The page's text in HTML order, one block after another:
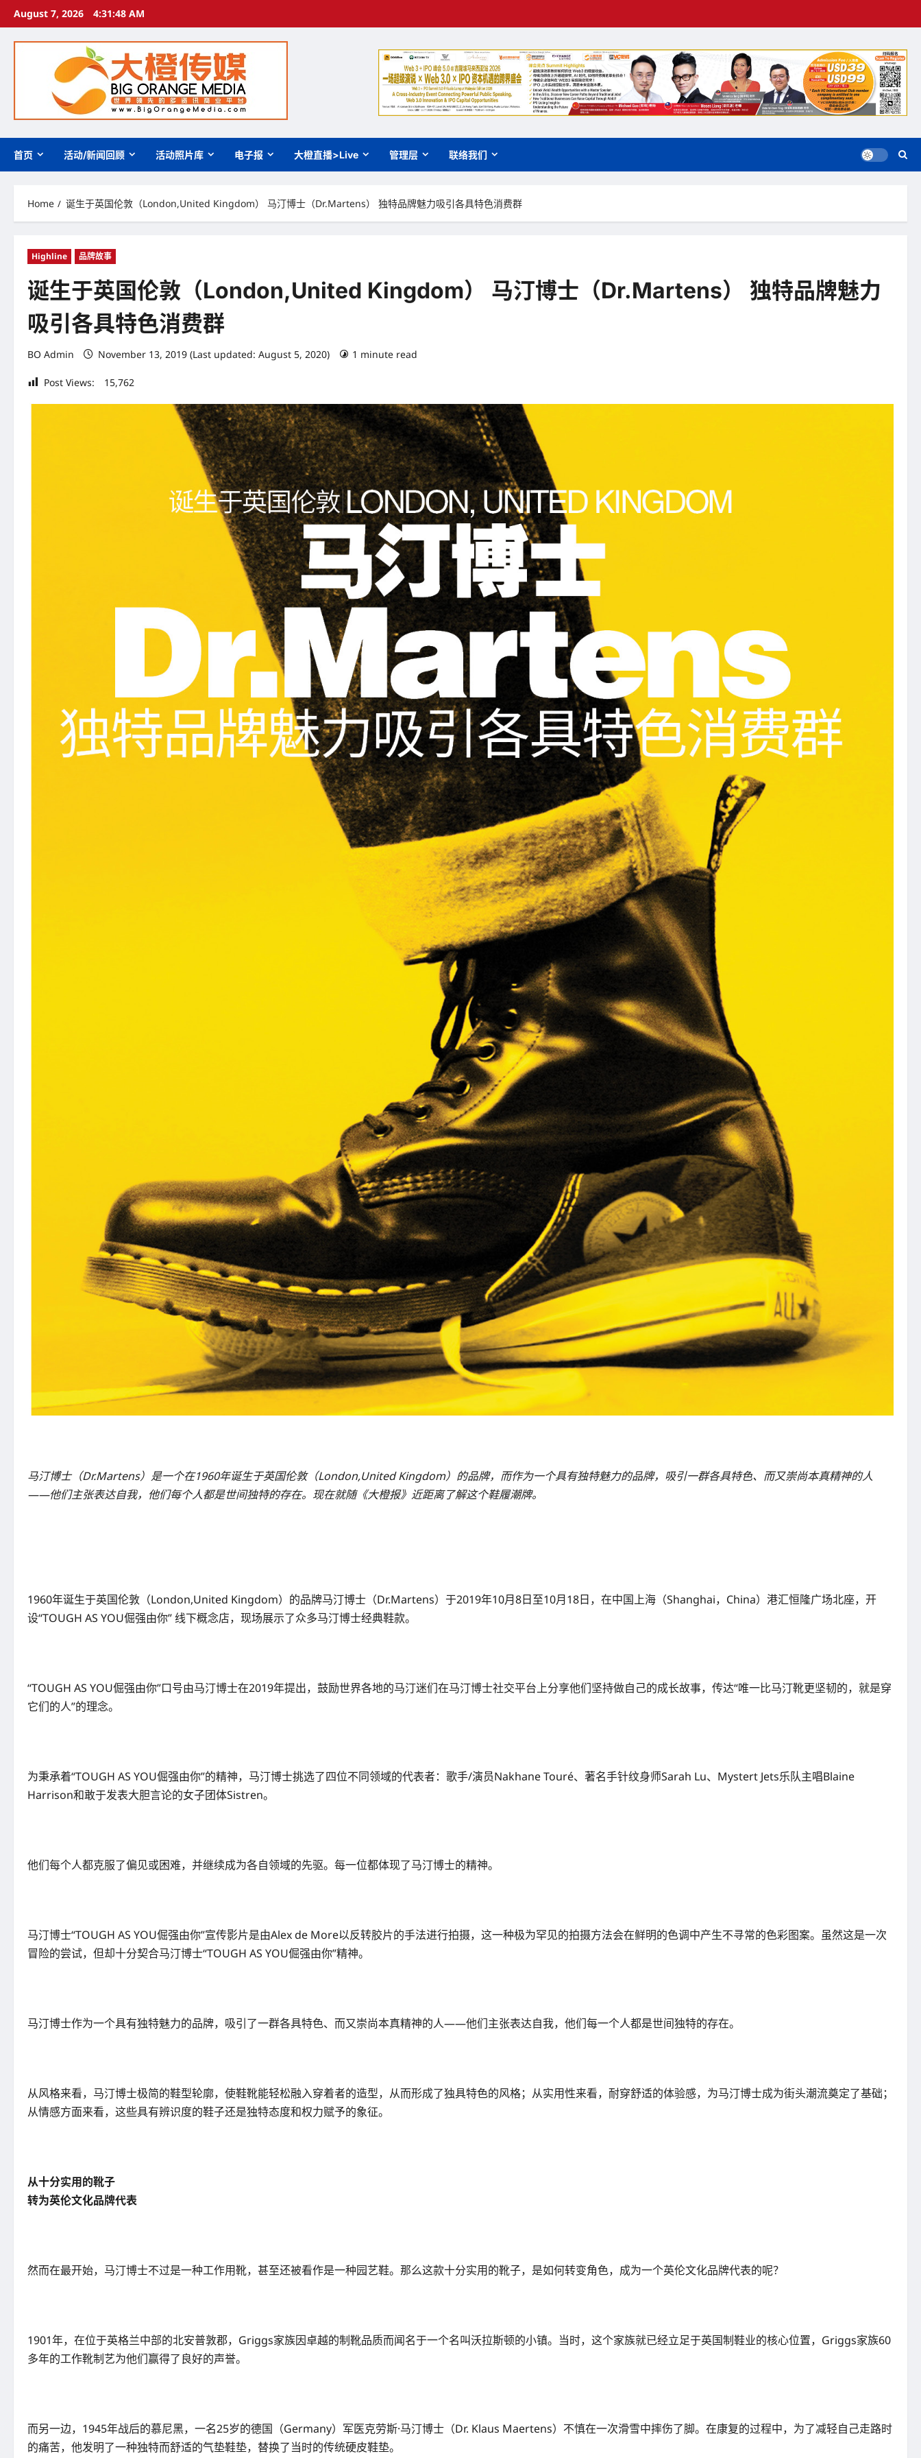
Skip
content
August 7, 2026 4:31:49 AM
首页 活动/新闻回顾 活动照片库 电子报 大橙直播>Live 管理层 联络我们
Home 诞生于英国伦敦（London,United Kingdom） 马汀博士（Dr.Martens） 独特品牌魅力吸引各具特色消费群
Highline 品牌故事
诞生于英国伦敦（London,United Kingdom） 马汀博士（Dr.Martens） 独特品牌魅力
吸引各具特色消费群
BO Admin November 13, 2019 (Last updated: August 5, 2020) 1 minute read
Post Views: 15,762
马汀博士（Dr.Martens）是一个在1960年诞生于英国伦敦（London,United Kingdom）的品牌，而作为一个具有独特魅力的品牌，吸引一群各具特色、而又崇尚本真精神的人
——他们主张表达自我，他们每个人都是世间独特的存在。现在就随《大橙报》近距离了解这个鞋履潮牌。
1960年诞生于英国伦敦（London,United Kingdom）的品牌马汀博士（Dr.Martens）于2019年10月8日至10月18日，在中国上海（Shanghai，China）港汇恒隆广场北座，开
设“TOUGH AS YOU倔强由你” 线下概念店，现场展示了众多马汀博士经典鞋款。
“TOUGH AS YOU倔强由你”口号由马汀博士在2019年提出，鼓励世界各地的马汀迷们在马汀博士社交平台上分享他们坚持做自己的成长故事，传达“唯一比马汀靴更坚韧的，就是穿
它们的人”的理念。
为秉承着“TOUGH AS YOU倔强由你”的精神，马汀博士挑选了四位不同领域的代表者：歌手/演员Nakhane Touré、著名手针纹身师Sarah Lu、Mystert Jets乐队主唱Blaine
Harrison和敢于发表大胆言论的女子团体Sistren。
他们每个人都克服了偏见或困难，并继续成为各自领域的先驱。每一位都体现了马汀博士的精神。
马汀博士“TOUGH AS YOU倔强由你”宣传影片是由Alex de More以反转胶片的手法进行拍摄，这一种极为罕见的拍摄方法会在鲜明的色调中产生不寻常的色彩图案。虽然这是一次
冒险的尝试，但却十分契合马汀博士“TOUGH AS YOU倔强由你”精神。
马汀博士作为一个具有独特魅力的品牌，吸引了一群各具特色、而又崇尚本真精神的人——他们主张表达自我，他们每一个人都是世间独特的存在。
从风格来看，马汀博士极简的鞋型轮廓，使鞋靴能轻松融入穿着者的造型，从而形成了独具特色的风格；从实用性来看，耐穿舒适的体验感，为马汀博士成为街头潮流奠定了基础；
从情感方面来看，这些具有辨识度的鞋子还是独特态度和权力赋予的象征。
从十分实用的靴子
转为英伦文化品牌代表
然而在最开始，马汀博士不过是一种工作用靴，甚至还被看作是一种园艺鞋。那么这款十分实用的靴子，是如何转变角色，成为一个英伦文化品牌代表的呢？
1901年，在位于英格兰中部的北安普敦郡，Griggs家族因卓越的制靴品质而闻名于一个名叫沃拉斯顿的小镇。当时，这个家族就已经立足于英国制鞋业的核心位置，Griggs家族60
多年的工作靴制艺为他们赢得了良好的声誉。
而另一边，1945年战后的慕尼黑，一名25岁的德国（Germany）军医克劳斯·马汀博士（Dr. Klaus Maertens）不慎在一次滑雪中摔伤了脚。在康复的过程中，为了减轻自己走路时
的痛苦，他发明了一种独特而舒适的气垫鞋垫，替换了当时的传统硬皮鞋垫。